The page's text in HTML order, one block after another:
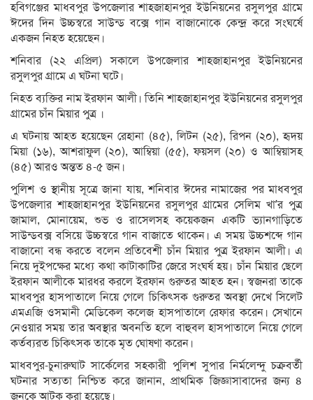
হবিগঞ্জের মাধবপুর উপজেলার শাহজাহানপুর ইউনিয়নের রসুলপুর গ্রামে
ঈদের দিন উচ্চস্বরে সাউন্ড বক্সে গান বাজানোকে কেন্দ্র করে সংঘর্ষে
একজন নিহত হয়েছেন।
শনিবার (২২ এপ্রিল) সকালে উপজেলার শাহজাহানপুর ইউনিয়নের
রসুলপুর গ্রামে এ ঘটনা ঘটে।
নিহত ব্যক্তির নাম ইরফান আলী। তিনি শাহজাহানপুর ইউনিয়নের রসুলপুর
গ্রামের চাঁন মিয়ার পুত্র ।
এ ঘটনায় আহত হয়েছেন রেহানা (৪৫), লিটন (২৫), রিপন (২০), হৃদয়
মিয়া (১৬), আশরাফুল (২০), আম্বিয়া (৫৫), ফয়সল (২০) ও আম্বিয়াসহ
(৪৫) আরও অন্তত ৪-৫ জন।
পুলিশ ও স্থানীয় সূত্রে জানা যায়, শনিবার ঈদের নামাজের পর মাধবপুর
উপজেলার শাহজাহানপুর ইউনিয়নের রসুলপুর গ্রামের সেলিম খা’র পুত্র
জামাল, মোনায়েম, শুভ ও রাসেলসহ কয়েকজন একটি ভ্যানগাড়িতে
সাউন্ডবক্স বসিয়ে উচ্চস্বরে গান বাজাতে থাকেন। এ সময় উচ্চশব্দে গান
বাজানো বন্ধ করতে বলেন প্রতিবেশী চাঁন মিয়ার পুত্র ইরফান আলী। এ
নিয়ে দুইপক্ষের মধ্যে কথা কাটাকাটির জেরে সংঘর্ষ হয়। চাঁন মিয়ার ছেলে
ইরফান আলীকে মারধর করলে ইরফান গুরুতর আহত হন। স্বজনরা তাকে
মাধবপুর হাসপাতালে নিয়ে গেলে চিকিৎসক গুরুতর অবস্থা দেখে সিলেট
এমএজি ওসমানী মেডিকেল কলেজ হাসপাতালে রেফার করেন। সেখানে
নেওয়ার সময় তার অবস্থার অবনতি হলে বাহুবল হাসপাতালে নিয়ে গেলে
কর্তব্যরত চিকিৎসক তাকে মৃত ঘোষণা করেন।
মাধবপুর-চুনারুঘাট সার্কেলের সহকারী পুলিশ সুপার নির্মলেন্দু চক্রবর্তী
ঘটনার সত্যতা নিশ্চিত করে জানান, প্রাথমিক জিজ্ঞাসাবাদের জন্য ৪
জনকে আটক করা হয়েছে।